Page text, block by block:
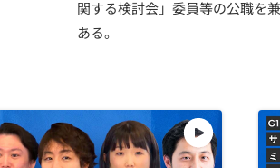
関する検討会」委員等の公職を
ある。